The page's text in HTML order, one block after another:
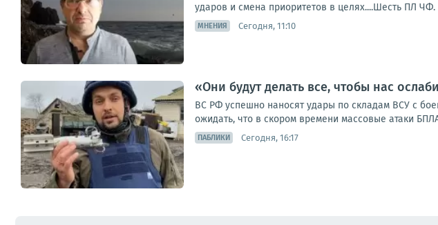
ударов и смена приоритетов в целях....Шесть ПЛ
МНЕНИЯ Сегодня, 11:10
«Они будут делать все, чтобы нас
ВС РФ успешно наносят удары по складам ВСУ с
ожидать, что в скором времени массовые атаки
ПАБЛИКИ Сегодня, 16:17